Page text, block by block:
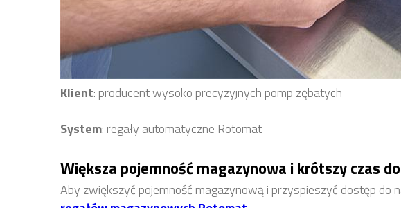
Klient: producent wysoko precyzyjnych pomp zębatych
System: regały automatyczne Rotomat
Większa pojemność magazynowa i krótszy czas
Aby zwiększyć pojemność magazynową i przyspieszyć dostęp do